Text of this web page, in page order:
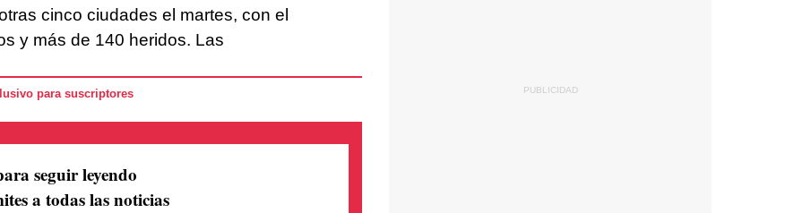
cinco ciudades el martes, con el
y más de 140 heridos. Las
para suscriptores
seguir leyendo
a todas las noticias